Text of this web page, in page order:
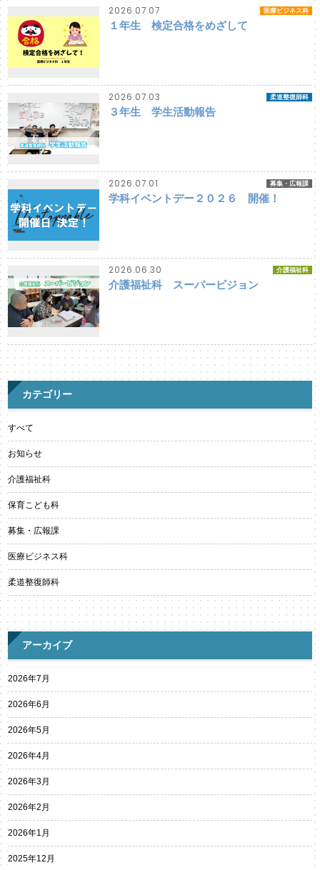
2026.07.07 医療ビジネス科
１年生 検定合格をめざして
2026.07.03 柔道整復師科
３年生 学生活動報告
2026.07.01 募集・広報課
学科イベントデー２０２６ 開催！
2026.06.30 介護福祉科
介護福祉科 スーパービジョン
カテゴリー
すべて
お知らせ
介護福祉科
保育こども科
募集・広報課
医療ビジネス科
柔道整復師科
アーカイブ
2026年7月
2026年6月
2026年5月
2026年4月
2026年3月
2026年2月
2026年1月
2025年12月